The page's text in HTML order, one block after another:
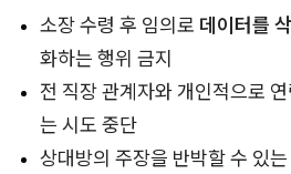
소장 수령 후 임의로 데이터를
화하는 행위 금지
전 직장 관계자와 개인적으로
는 시도 중단
상대방의 주장을 반박할 수 있